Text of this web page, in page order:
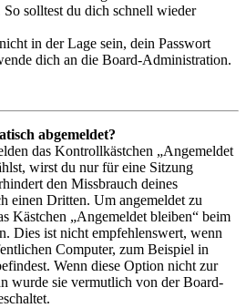
solltest du dich schnell wieder
in der Lage sein, dein Passwort
dich an die Board-Administration.
abgemeldet?
das Kontrollkästchen „Angemeldet
wirst du nur für eine Sitzung
den Missbrauch deines
einen Dritten. Um angemeldet zu
Kästchen „Angemeldet bleiben“ beim
Dies ist nicht empfehlenswert, wenn
Computer, zum Beispiel in
Wenn diese Option nicht zur
wurde sie vermutlich von der Board-